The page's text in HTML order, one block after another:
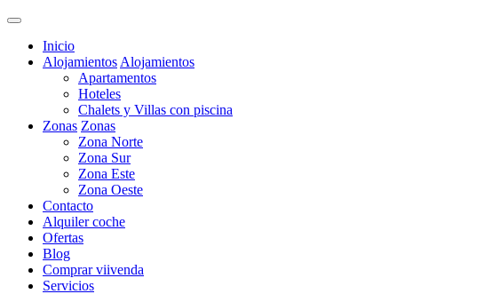
Inicio
Alojamientos Alojamientos
Apartamentos
Hoteles
Chalets y Villas con piscina
Zonas Zonas
Zona Norte
Zona Sur
Zona Este
Zona Oeste
Contacto
Alquiler coche
Ofertas
Blog
Comprar viivenda
Servicios